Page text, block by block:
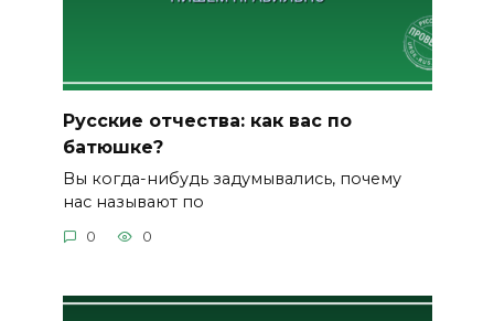
Русские отчества: как вас по
батюшке?
Вы когда-нибудь задумывались, почему
нас называют по
0 0